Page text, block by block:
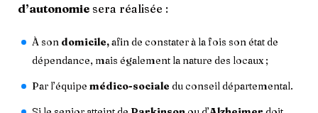
d’autonomie sera réalisée :
À son domicile,afin de constater à la fois son état de
dépendance, mais également la nature des locaux ;
Par l’équipe médico-sociale du conseil départemental.